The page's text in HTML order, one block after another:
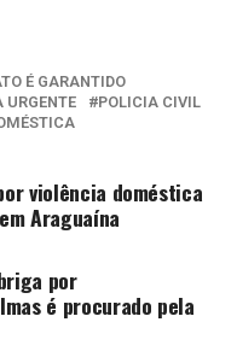
É GARANTIDO
POLICIA CIVIL
violência doméstica
Araguaína
por
é procurado pela